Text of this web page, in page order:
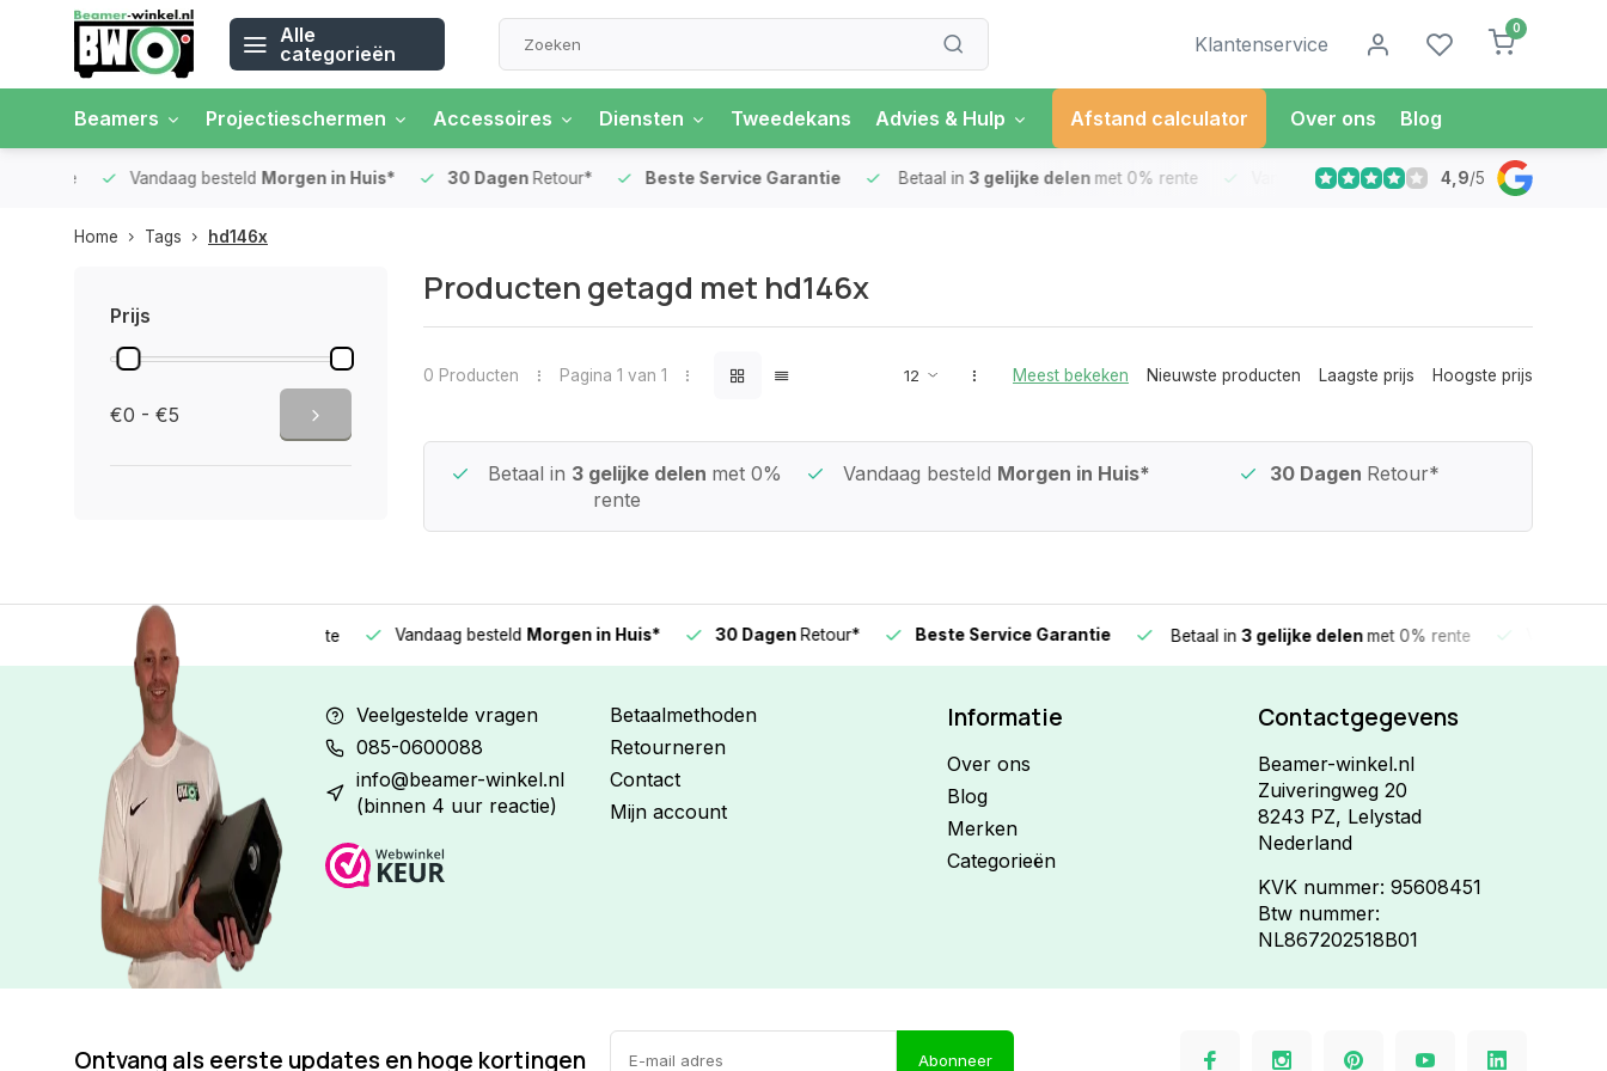
Alle
categorieën
Klantenservice
0
Beamers Projectieschermen Accessoires Diensten Tweedekans Advies & Hulp Afstand calculator Over ons Blog
Vandaag besteldMorgen in Huis* 30 DagenRetour* Beste Service Garantie Betaal in 3 gelijke delen met 0% rente Vandaag besteldMorgen in Huis*
4,9/5
Home Tags hd146x
Prijs
€0 - €5
Producten getagd met hd146x
0 Producten Pagina 1 van 1 Meest bekeken Nieuwste producten Laagste prijs Hoogste prijs
Beste Service Garantie Betaal in 3 gelijke delen met 0%
rente
Vandaag besteld Morgen in Huis* 30 Dagen Retour*
3 gelijke delen Vandaag besteldMorgen in Huis* 30 DagenRetour* Beste Service Garantie Betaal in3 gelijke delenmet 0% rente Vandaag
Veelgestelde vragen
085-0600088
info@beamer-winkel.nl
(binnen 4 uur reactie)
Betaalmethoden
Retourneren
Contact
Mijn account
Informatie
Over ons
Blog
Merken
Categorieën
Contactgegevens
Beamer-winkel.nl
Zuiveringweg 20
8243 PZ, Lelystad
Nederland
KVK nummer: 95608451
Btw nummer:
NL867202518B01
Ontvang als eerste updates en hoge kortingen Abonneer